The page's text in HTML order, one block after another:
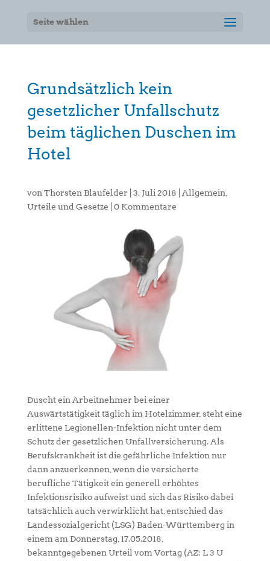
Seite wählen
Grundsätzlich kein
gesetzlicher Unfallschutz
beim täglichen Duschen im
Hotel
von Thorsten Blaufelder 3. Juli 2018 Allgemein
Urteile und Gesetze
0 Kommentare
Duscht ein Arbeitnehmer bei einer
Auswärtstätigkeit täglich im Hotelzimmer, steht eine
erlittene Legionellen-Infektion nicht unter dem
Schutz der gesetzlichen Unfallversicherung. Als
Berufskrankheit ist die gefährliche Infektion nur
dann anzuerkennen, wenn die versicherte
berufliche Tätigkeit ein generell erhöhtes
Infektionsrisiko aufweist und sich das Risiko dabei
tatsächlich auch verwirklicht hat, entschied das
Landessozialgericht (LSG) Baden-Württemberg in
einem am Donnerstag, 17.05.2018,
bekanntgegebenen Urteil vom Vortag (AZ: L 3 U